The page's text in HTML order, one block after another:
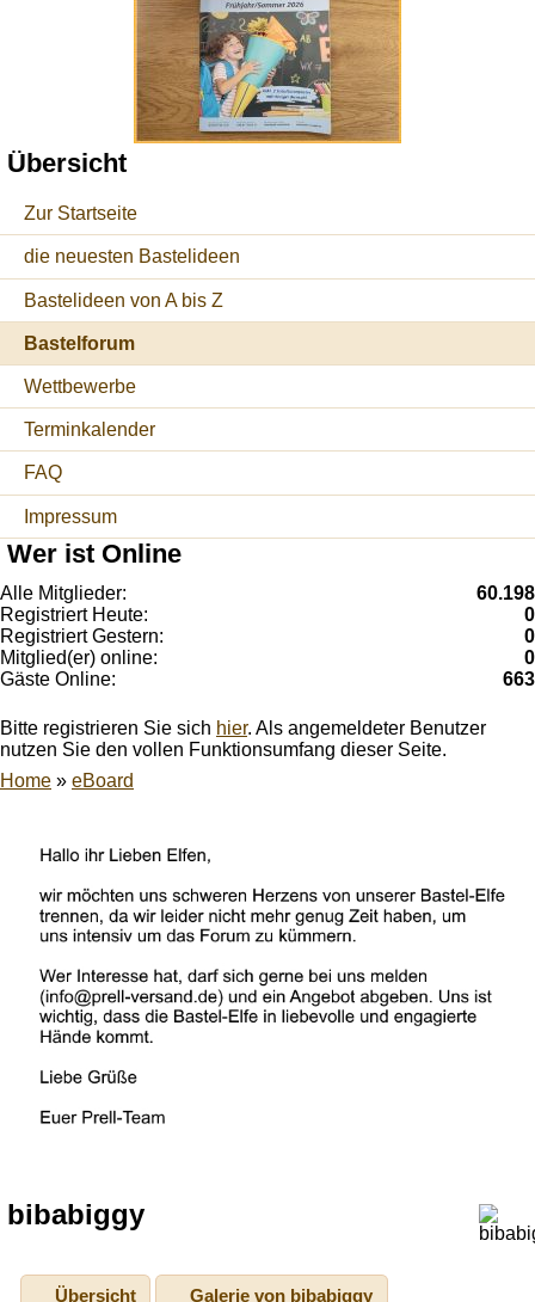
Übersicht
Zur Startseite
die neuesten Bastelideen
Bastelideen von A bis Z
Bastelforum
Wettbewerbe
Terminkalender
FAQ
Impressum
Wer ist Online
Alle Mitglieder:
60.198
Registriert Heute:
0
Registriert Gestern:
0
Mitglied(er) online:
0
Gäste Online:
663
Bitte registrieren Sie sich hier. Als angemeldeter Benutzer
nutzen Sie den vollen Funktionsumfang dieser Seite.
Home » eBoard
bibabiggy
Übersicht Galerie von bibabiggy